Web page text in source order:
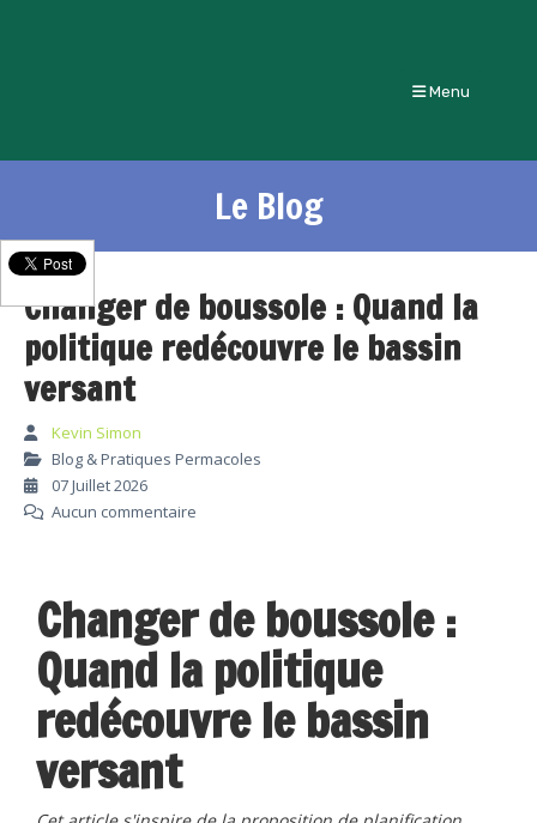
Menu
Le Blog
Changer de boussole : Quand la
politique redécouvre le bassin
versant
Kevin Simon
Blog & Pratiques Permacoles
07 Juillet 2026
Aucun commentaire
Changer de boussole :
Quand la politique
redécouvre le bassin
versant